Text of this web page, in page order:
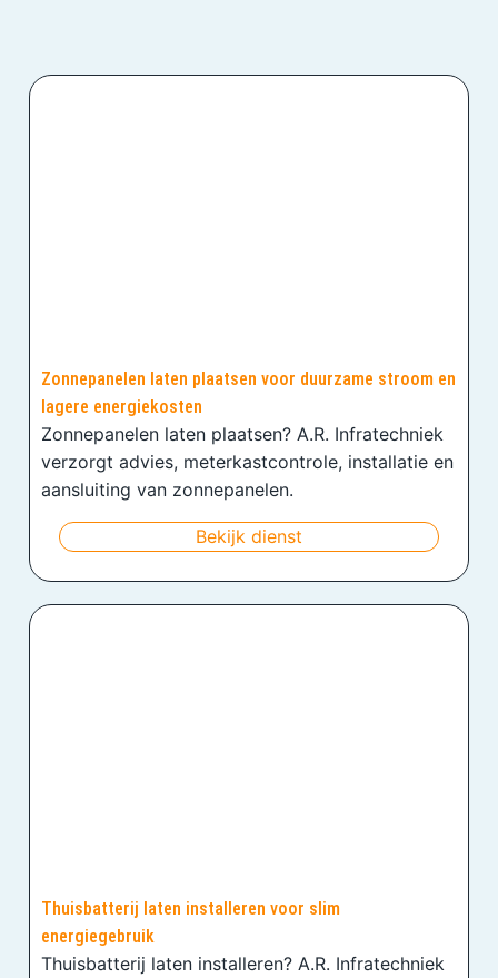
Zonnepanelen laten plaatsen voor duurzame stroom en
lagere energiekosten
Zonnepanelen laten plaatsen? A.R. Infratechniek
verzorgt advies, meterkastcontrole, installatie en
aansluiting van zonnepanelen.
Bekijk dienst
Thuisbatterij laten installeren voor slim
energiegebruik
Thuisbatterij laten installeren? A.R. Infratechniek